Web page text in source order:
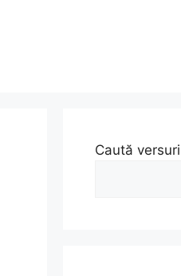
Caută versuri